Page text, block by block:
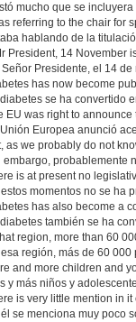
mucho que se
referring to the chair
hablando de la
President, 14 November
Presidente, el 14
has now become
se ha convertido
EU was right to
Europea anunció
as we probably do not
embargo, probablemente
is at present no
estos momentos no se ha
has also become a
también se ha
region, more than 60
esa región, más de 60
and more children and
y más niños y
is very little mention in
él se menciona muy poco